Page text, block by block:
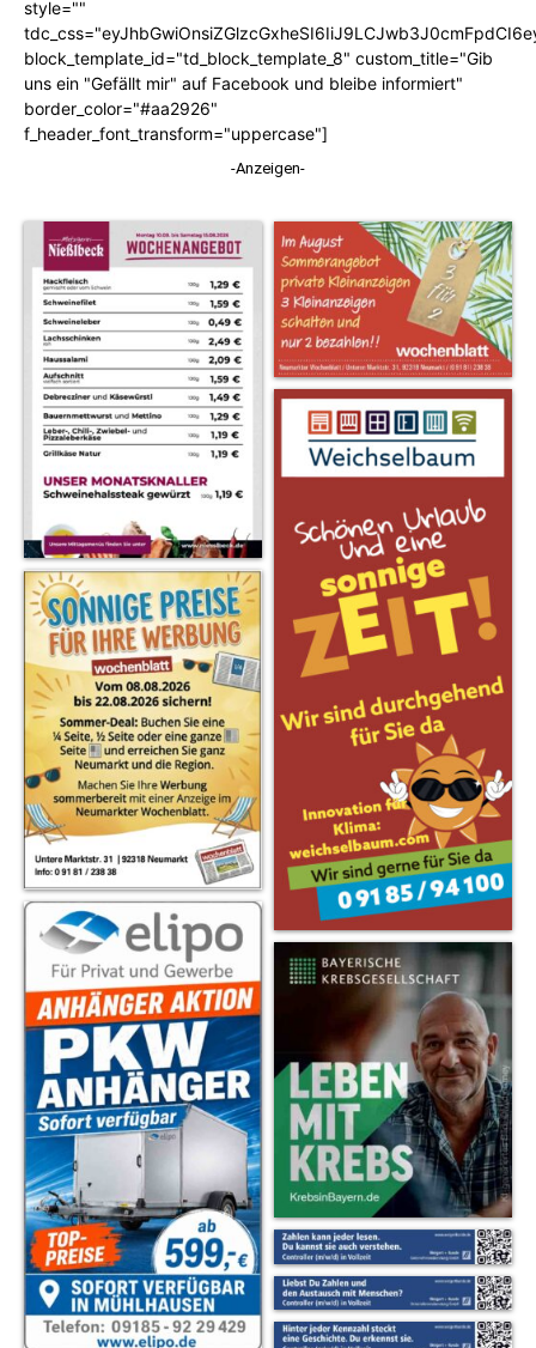
style=""
block_template_id="td_block_template_8" custom_title="Gib
uns ein "Gefällt mir" auf Facebook und bleibe informiert"
border_color="#aa2926"
f_header_font_transform="uppercase"]
-Anzeigen-